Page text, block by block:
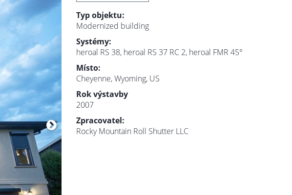
Typ objektu:
Modernized building
Systémy:
heroal RS 38, heroal RS 37 RC 2, heroal FMR 45°
Místo:
Cheyenne, Wyoming, US
Rok výstavby
2007
Zpracovatel:
Rocky Mountain Roll Shutter LLC